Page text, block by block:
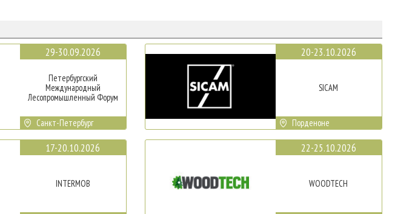
29-30.09.2026
Петербургский
Международный
Лесопромышленный Форум
Санкт-Петербург
17-20.10.2026
INTERMOB
20-23.10.2026
SICAM
Порденоне
22-25.10.2026
WOODTECH